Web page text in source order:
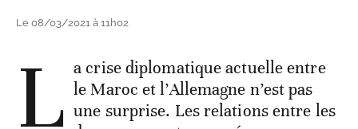
Le 08/03/2021 à 11h02
L a crise diplomatique actuelle entre
le Maroc et l’Allemagne n’est pas
une surprise. Les relations entre les